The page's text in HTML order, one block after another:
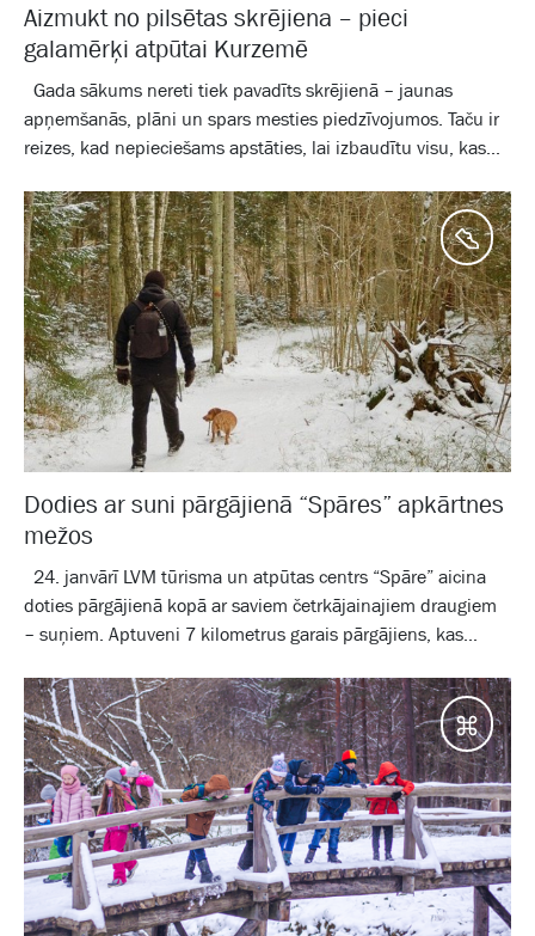
Aizmukt no pilsētas skrējiena – pieci
galamērķi atpūtai Kurzemē
Gada sākums nereti tiek pavadīts skrējienā – jaunas
apņemšanās, plāni un spars mesties piedzīvojumos. Taču ir
reizes, kad nepieciešams apstāties, lai izbaudītu visu, kas...
Dodies ar suni pārgājienā “Spāres” apkārtnes
mežos
24. janvārī LVM tūrisma un atpūtas centrs “Spāre” aicina
doties pārgājienā kopā ar saviem četrkājainajiem draugiem
– suņiem. Aptuveni 7 kilometrus garais pārgājiens, kas...